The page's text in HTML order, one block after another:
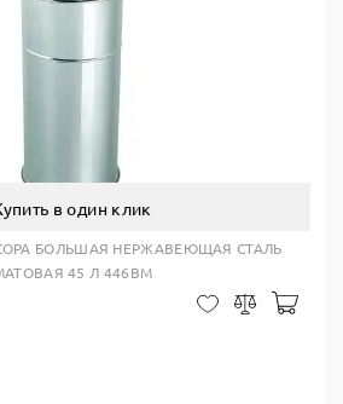
в один клик
БОЛЬШАЯ НЕРЖАВЕЮЩАЯ СТАЛЬ
45 Л 446BM
В закладки
Сравнить